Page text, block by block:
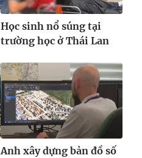
Học sinh nổ súng tại
trường học ở Thái Lan
Anh xây dựng bản đồ số